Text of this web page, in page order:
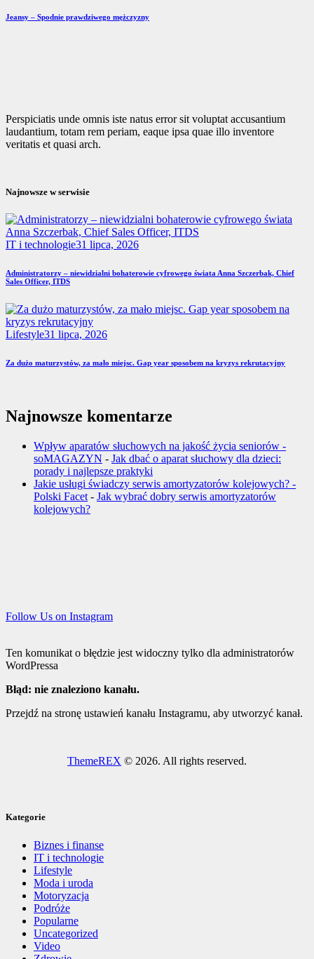
Jeansy – Spodnie prawdziwego mężczyzny
Perspiciatis unde omnis iste natus error sit voluptat accusantium
laudantium, totam rem periam, eaque ipsa quae illo inventore
veritatis et quasi arch.
Najnowsze w serwisie
IT i technologie31 lipca, 2026
Administratorzy – niewidzialni bohaterowie cyfrowego świata Anna Szczerbak, Chief
Sales Officer, ITDS
Lifestyle31 lipca, 2026
Za dużo maturzystów, za mało miejsc. Gap year sposobem na kryzys rekrutacyjny
Najnowsze komentarze
Wpływ aparatów słuchowych na jakość życia seniorów -
soMAGAZYN - Jak dbać o aparat słuchowy dla dzieci:
porady i najlepsze praktyki
Jakie usługi świadczy serwis amortyzatorów kolejowych? -
Polski Facet - Jak wybrać dobry serwis amortyzatorów
kolejowych?
Follow Us on Instagram
Ten komunikat o błędzie jest widoczny tylko dla administratorów
WordPressa
Błąd: nie znaleziono kanału.
Przejdź na stronę ustawień kanału Instagramu, aby utworzyć kanał.
ThemeREX © 2026. All rights reserved.
Kategorie
Biznes i finanse
IT i technologie
Lifestyle
Moda i uroda
Motoryzacja
Podróże
Popularne
Uncategorized
Video